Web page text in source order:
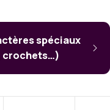
spéciaux
crochets…)